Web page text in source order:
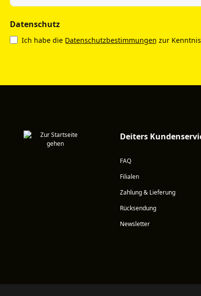
Datenschutz
Ich habe die Datenschutzbestimmungen zur
Deiters
FAQ
Filialen
Zahlung & Lieferung
Rücksendung
Newsletter